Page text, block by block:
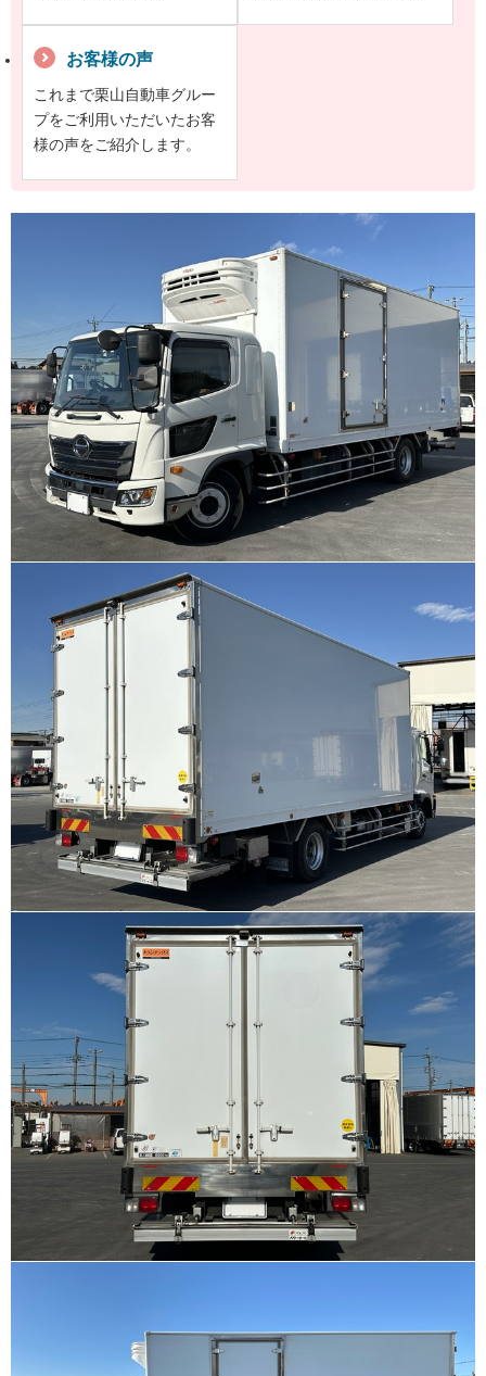
お客様の声
これまで栗山自動車グルー
プをご利用いただいたお客
様の声をご紹介します。